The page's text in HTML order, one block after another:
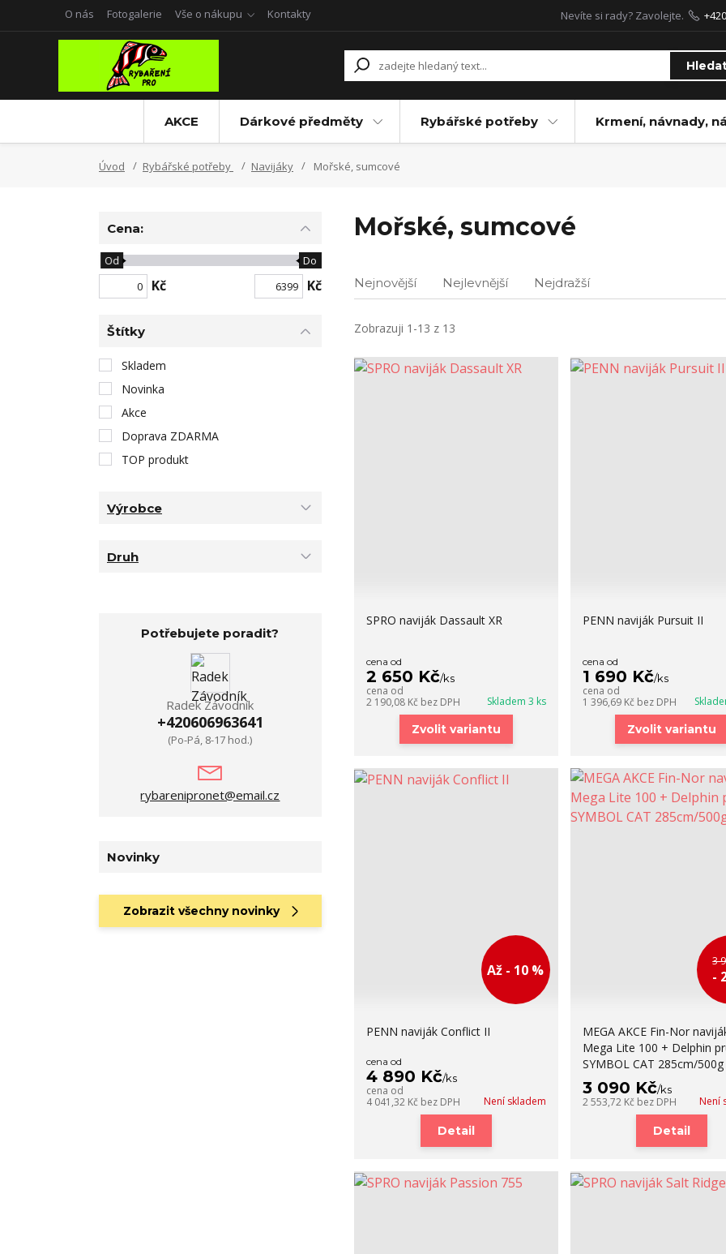
O nás Fotogalerie Vše o nákupu Kontakty Nevíte si rady? Zavolejte.
AKCE Dárkové předměty Rybářské potřeby Krmení, návnady,
Úvod Rybářské potřeby Navijáky Mořské, sumcové
Mořské, sumcové
Nejnovější Nejlevnější Nejdražší
Zobrazuji 1-13 z 13
SPRO naviják Dassault XR
cena od
2 650 Kč/ks
cena od
2 190,08 Kč bez DPH Skladem 3 ks
Zvolit variantu
PENN naviják Pursuit II
cena od
1 690 Kč/ks
cena od
1 396,69 Kč bez DPH
Zvolit variantu
Až - 10 %
PENN naviják Conflict II
cena od
4 890 Kč/ks
cena od
4 041,32 Kč bez DPH Není skladem
Detail
3
-
MEGA AKCE Fin-Nor
Mega Lite 100 + Delphin
SYMBOL CAT 285cm/500g
3 090 Kč/ks
2 553,72 Kč bez DPH Není
Detail
Cena:
Kč
Od Do
Kč
Štítky
Skladem
Novinka
Akce
Doprava ZDARMA
TOP produkt
Výrobce
Druh
Potřebujete poradit?
Radek Závodník
+420606963641
(Po-Pá, 8-17 hod.)
rybarenipronet@email.cz
Novinky
Zobrazit všechny novinky